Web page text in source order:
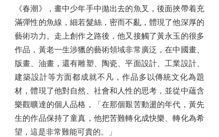
《春潮》，畫中少年手中拋出去的魚叉，後面挾帶着充
滿彈性的魚線，細若髮絲，密而不亂，體現了他深厚的
藝術功力。走上創作之路後，他又接觸了黃永玉的很多
作品，黃老一生涉獵的藝術領域非常廣泛，在中國畫、
版畫、油畫，還有雕塑、陶瓷、平面設計、工業設計、
建築設計等方面都成就不凡，作品多以傳統文化為題
材，體現了他對自然、社會和人性的思考，並從中蘊含
樂觀曠達的個人品格，「在那個艱苦動盪的年代，黃先
生的作品保持了童真，他把苦難轉化成快樂、轉化為希
望，這是非常難能可貴的。」